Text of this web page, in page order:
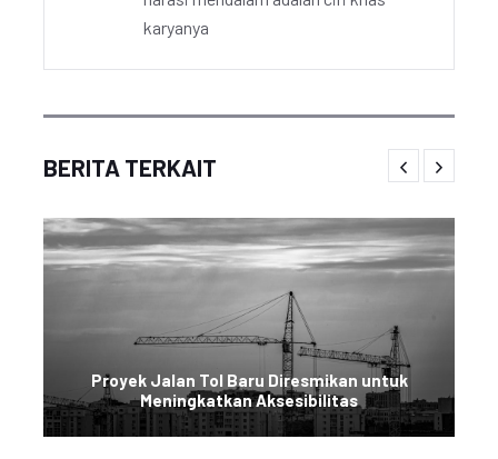
karyanya
BERITA TERKAIT
Proyek Jalan Tol Baru Diresmikan untuk
Meningkatkan Aksesibilitas